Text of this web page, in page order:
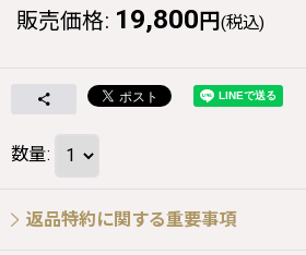
販売価格: 19,800 円 (税込)
数量:
返品特約に関する重要事項